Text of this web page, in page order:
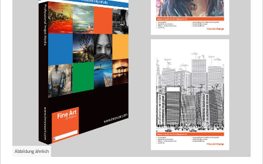
Abbildung ähnlich